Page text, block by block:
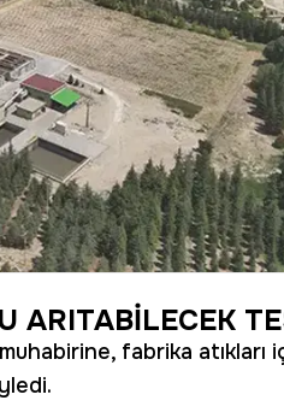
ARITABİLECEK
fabrika atıkları